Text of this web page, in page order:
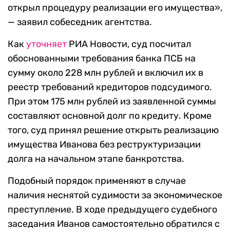
открыл процедуру реализации его имущества»,
— заявил собеседник агентства.
Какуточняет РИА Новости, суд посчитал
обоснованными требования банка ПСБ на
сумму около 228 млн рублей и включил их в
реестр требований кредиторов подсудимого.
При этом 175 млн рублей из заявленной суммы
составляют основной долг по кредиту. Кроме
того, суд принял решение открыть реализацию
имущества Иванова без реструктуризации
долга на начальном этапе банкротства.
Подобный порядок применяют в случае
наличия неснятой судимости за экономическое
преступление. В ходе предыдущего судебного
заседания Иванов самостоятельно обратился с